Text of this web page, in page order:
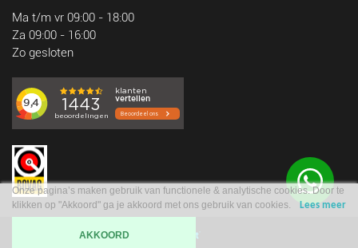
Ma t/m vr 09:00 - 18:00
Za 09:00 - 16:00
Zo gesloten
Onze pagina’s maken gebruik van functionele & analytische cookies. Door te
klikken op "Akkoord" ga je akkoord met ons gebruik van cookies.
Lees meer
AKKOORD